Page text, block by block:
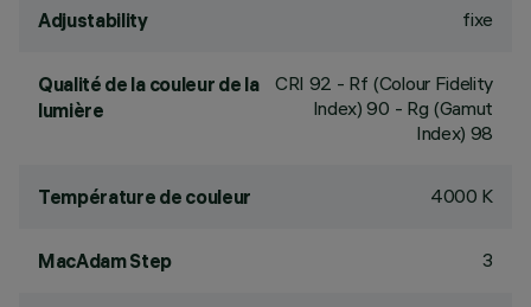
Adjustability fixe
Qualité de la couleur de la
lumière
CRI 92 - Rf (Colour Fidelity
Index) 90 - Rg (Gamut
Index) 98
Température de couleur 4000 K
MacAdam Step 3